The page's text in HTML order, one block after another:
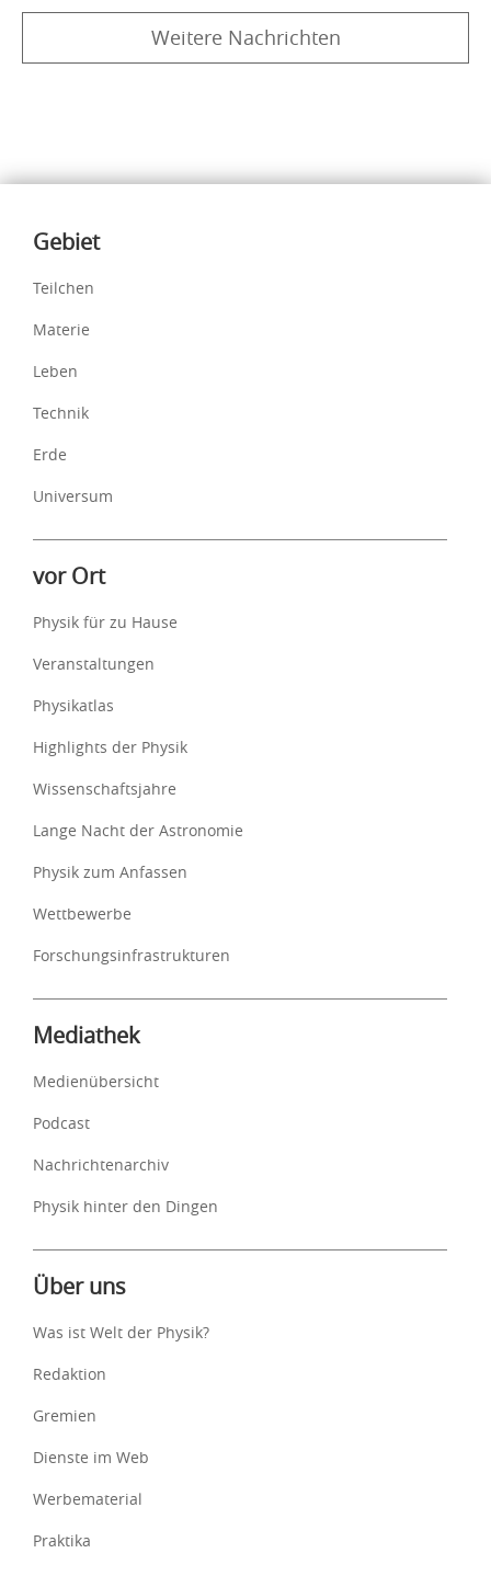
Weitere Nachrichten
Inhalte
Gebiet
Teilchen
Materie
Leben
Technik
Erde
Universum
vor Ort
Physik für zu Hause
Veranstaltungen
Physikatlas
Highlights der Physik
Wissenschaftsjahre
Lange Nacht der Astronomie
Physik zum Anfassen
Wettbewerbe
Forschungsinfrastrukturen
Mediathek
Medienübersicht
Podcast
Nachrichtenarchiv
Physik hinter den Dingen
Über uns
Was ist Welt der Physik?
Redaktion
Gremien
Dienste im Web
Werbematerial
Praktika